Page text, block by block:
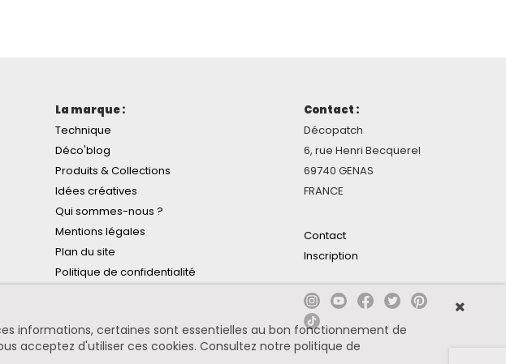
La marque :
Technique
Déco'blog
Produits & Collections
Idées créatives
Qui sommes-nous ?
Mentions légales
Plan du site
Politique de confidentialité
Contact :
Décopatch
6, rue Henri Becquerel
69740 GENAS
FRANCE
Contact
Inscription
informations, certaines sont essentielles au bon fonctionnement de
acceptez d'utiliser ces cookies. Consultez notre politique de